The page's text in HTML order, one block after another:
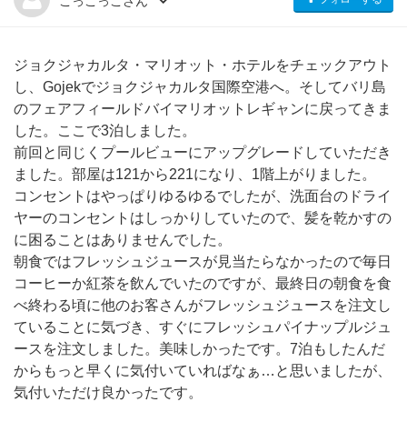
ジョクジャカルタ・マリオット・ホテルをチェックアウト
し、Gojekでジョクジャカルタ国際空港へ。そしてバリ島
のフェアフィールドバイマリオットレギャンに戻ってきま
した。ここで3泊しました。
前回と同じくプールビューにアップグレードしていただき
ました。部屋は121から221になり、1階上がりました。
コンセントはやっぱりゆるゆるでしたが、洗面台のドライ
ヤーのコンセントはしっかりしていたので、髪を乾かすの
に困ることはありませんでした。
朝食ではフレッシュジュースが見当たらなかったので毎日
コーヒーか紅茶を飲んでいたのですが、最終日の朝食を食
べ終わる頃に他のお客さんがフレッシュジュースを注文し
ていることに気づき、すぐにフレッシュパイナップルジュ
ースを注文しました。美味しかったです。7泊もしたんだ
からもっと早くに気付いていればなぁ…と思いましたが、
気付いただけ良かったです。